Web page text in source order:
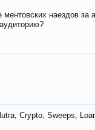
наездов за
Crypto, Sweeps,